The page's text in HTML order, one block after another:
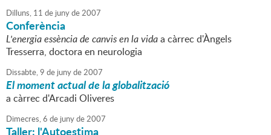
Dilluns, 11 de junyde2007
Conferència
L'energia essència de canvis en la vidaa càrrec d'Àngels
Tresserra, doctora en neurologia
Dissabte,9 de junyde2007
El moment actual de la globalització
a càrrec d'Arcadi Oliveres
Dimecres,6 de junyde2007
Taller: l'Autoestima